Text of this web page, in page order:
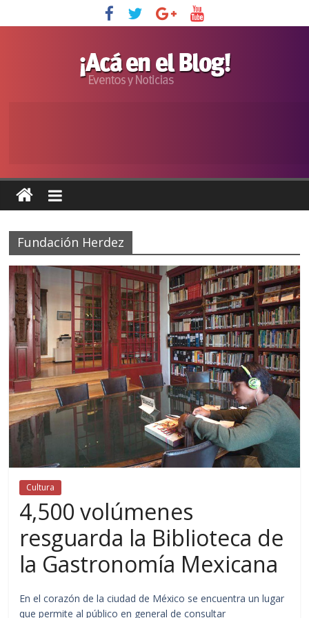
Fundación Herdez
Cultura
4,500 volúmenes
resguarda la Biblioteca de
la Gastronomía Mexicana
En el corazón de la ciudad de México se encuentra un lugar
que permite al público en general de consultar